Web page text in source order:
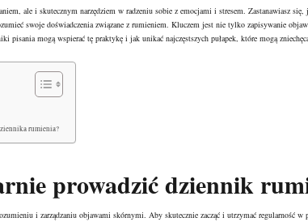
ale i skutecznym narzędziem w radzeniu sobie z emocjami i stresem. Zastanawiasz się,
swoje doświadczenia związane z rumieniem. Kluczem jest nie tylko zapisywanie
pisania mogą wspierać tę praktykę i jak unikać najczęstszych pułapek, które mogą
rumienia?
prowadzić dziennik
i zarządzaniu objawami skórnymi. Aby skutecznie zacząć i utrzymać regularność